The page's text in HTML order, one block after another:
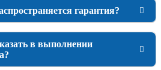
гарантия?
в выполнении